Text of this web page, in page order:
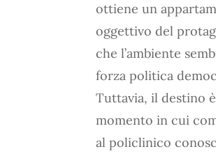
ottiene un
oggettivo del
che l’ambiente
forza politica
Tuttavia, il destino
momento in cui
al policlinico